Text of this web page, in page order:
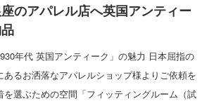
座のアパレル店へ英国アンティー
年代 英国アンティーク」の魅力 日本屈指の
るお洒落なアパレルショップ様よりご依頼を
を選ぶための空間「フィッティングルーム（試